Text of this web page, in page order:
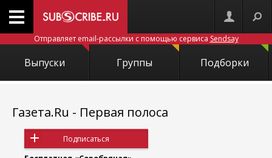
Отправляет email-рассылки с помощью сервиса Sendsay
Выпуски Группы Подборки
Газета.Ru - Первая полоса
Подписаться